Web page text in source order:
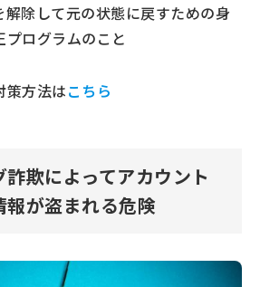
解除して元の状態に戻すための身
ログラムのこと
策方法はこちら
欺によってアカウント
が盗まれる危険